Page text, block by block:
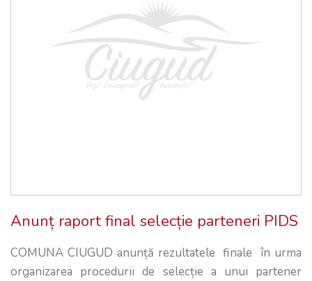
Anunț raport final selecție parteneri PIDS
COMUNA CIUGUD anunță rezultatele finale în urma
organizarea procedurii de selecție a unui partener